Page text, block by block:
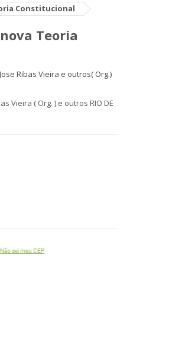
Constitucional
Teoria
Jose Ribas Vieira e outros( Org.)
Vieira ( Org. ) e outros RIO DE